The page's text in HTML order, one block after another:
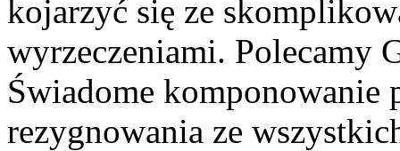
kojarzyć się ze
wyrzeczeniami. Polecamy
Świadome komponowanie
rezygnowania ze